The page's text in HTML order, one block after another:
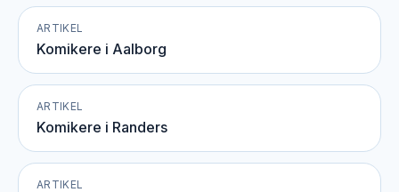
ARTIKEL
Komikere i Aalborg
ARTIKEL
Komikere i Randers
ARTIKEL